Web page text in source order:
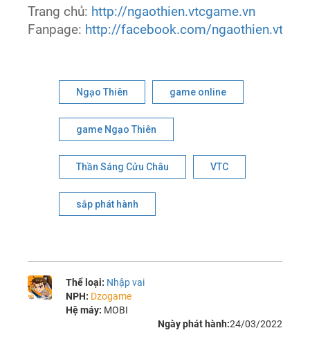
Trang chủ: http://ngaothien.vtcgame.vn
Fanpage: http://facebook.com/
Ngạo Thiên game online
game Ngạo Thiên
Thần Sáng Cửu Châu VTC
sắp phát hành
Thể loại: Nhập vai
NPH: Dzogame
Hệ máy: MOBI
Ngày phát hành:24/03/2022